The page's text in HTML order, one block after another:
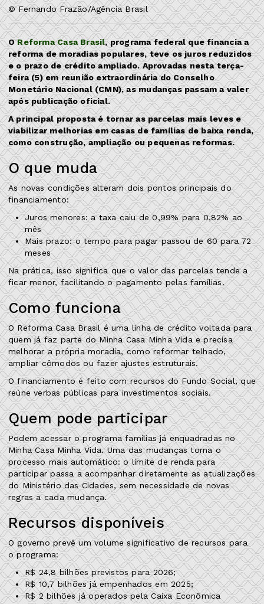
© Fernando Frazão/Agência Brasil
OReforma Casa Brasil, programa federal que financia a
reforma de moradias populares, teve os juros reduzidos
e o prazo de crédito ampliado. Aprovadas nesta terça-
feira (5) em reunião extraordinária do Conselho
Monetário Nacional (CMN), as mudanças passam a valer
após publicação oficial.
A principal proposta é tornar as parcelas mais leves e
viabilizar melhorias em casas de famílias de baixa renda,
como construção, ampliação ou pequenas reformas.
O que muda
As novas condições alteram dois pontos principais do
financiamento:
Juros menores: a taxa caiu de 0,99% para 0,82% ao
mês
Mais prazo: o tempo para pagar passou de 60 para 72
meses
Na prática, isso significa que o valor das parcelas tende a
ficar menor, facilitando o pagamento pelas famílias.
Como funciona
O Reforma Casa Brasil é uma linha de crédito voltada para
quem já faz parte do Minha Casa Minha Vida e precisa
melhorar a própria moradia, como reformar telhado,
ampliar cômodos ou fazer ajustes estruturais.
O financiamento é feito com recursos do Fundo Social, que
reúne verbas públicas para investimentos sociais.
Quem pode participar
Podem acessar o programa famílias já enquadradas no
Minha Casa Minha Vida. Uma das mudanças torna o
processo mais automático: o limite de renda para
participar passa a acompanhar diretamente as atualizações
do Ministério das Cidades, sem necessidade de novas
regras a cada mudança.
Recursos disponíveis
O governo prevê um volume significativo de recursos para
o programa:
R$ 24,8 bilhões previstos para 2026;
R$ 10,7 bilhões já empenhados em 2025;
R$ 2 bilhões já operados pela Caixa Econômica